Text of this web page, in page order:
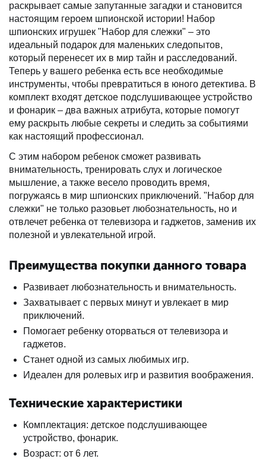
раскрывает самые запутанные загадки и становится
настоящим героем шпионской истории! Набор
шпионских игрушек "Набор для слежки" – это
идеальный подарок для маленьких следопытов,
который перенесет их в мир тайн и расследований.
Теперь у вашего ребенка есть все необходимые
инструменты, чтобы превратиться в юного детектива. В
комплект входят детское подслушивающее устройство
и фонарик – два важных атрибута, которые помогут
ему раскрыть любые секреты и следить за событиями
как настоящий профессионал.
С этим набором ребенок сможет развивать
внимательность, тренировать слух и логическое
мышление, а также весело проводить время,
погружаясь в мир шпионских приключений. "Набор для
слежки" не только разовьет любознательность, но и
отвлечет ребенка от телевизора и гаджетов, заменив их
полезной и увлекательной игрой.
Преимущества покупки данного товара
Развивает любознательность и внимательность.
Захватывает с первых минут и увлекает в мир
приключений.
Помогает ребенку оторваться от телевизора и
гаджетов.
Станет одной из самых любимых игр.
Идеален для ролевых игр и развития воображения.
Технические характеристики
Комплектация: детское подслушивающее
устройство, фонарик.
Возраст: от 6 лет.